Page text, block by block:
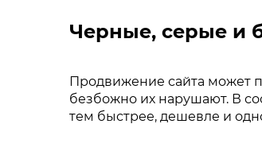
Черные, серые и
Продвижение сайта может
безбожно их нарушают. В
тем быстрее, дешевле и